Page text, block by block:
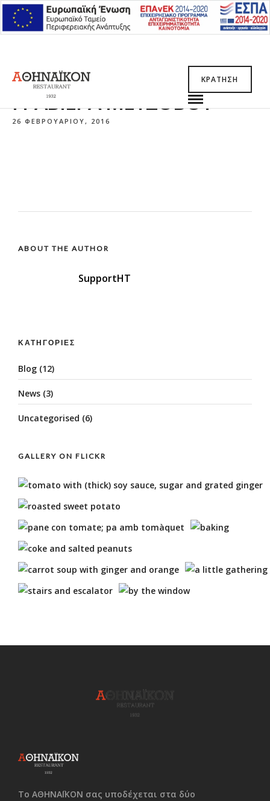
ΚΡΆΤΗΣΗ
ΓΡΑΒΙΈΡΑ ΜΕΤΣΌΒΟΥ
26 ΦΕΒΡΟΥΑΡΊΟΥ, 2016
ABOUT THE AUTHOR
SupportHT
ΚΑΤΗΓΟΡΊΕΣ
Blog (12)
News (3)
Uncategorised (6)
GALLERY ON FLICKR
Το ΑΘΗΝΑΪΚΟΝ σας υποδέχεται στα δύο